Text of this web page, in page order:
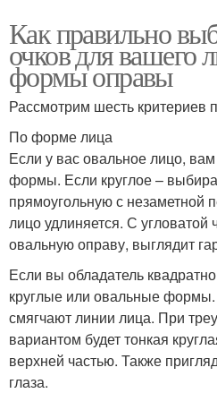
Как правильно
очков для вашего
формы оправы
Рассмотрим шесть критериев
По форме лица
Если у вас овальное лицо,
формы. Если круглое –
прямоугольную с незаметной
лицо удлиняется. С
овальную оправу, выглядит
Если вы обладатель
круглые или овальные
смягчают линии лица. При
вариантом будет тонкая
верхней частью. Также
глаза.